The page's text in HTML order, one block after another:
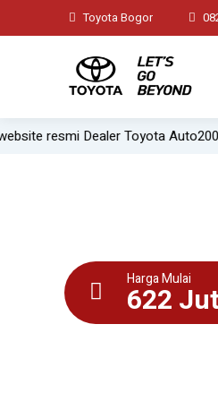
Toyota Bogor
Toyota Auto2000 Padang.
Harga Mulai
622